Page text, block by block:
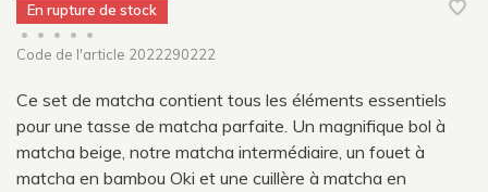
En rupture de stock
•
• • •
•
Code de l'article 2022290222
Ce set de matcha contient tous les éléments essentiels
pour une tasse de matcha parfaite. Un magnifique bol à
matcha beige, notre matcha intermédiaire, un fouet à
matcha en bambou Oki et une cuillère à matcha en